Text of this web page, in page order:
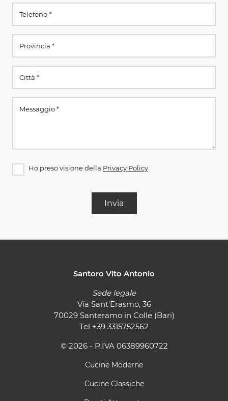
Ho preso visione della Privacy Policy
Invia
Santoro Vito Antonio
Sede legale
Via Sant'Erasmo, 36
70029 Santeramo in Colle (Bari)
Tel +39 3315752562
© 2026 - P.IVA 06389960722
Cucine Moderne
Cucine Classiche